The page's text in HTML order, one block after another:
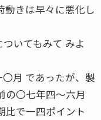
動きは早々に悪化し
いてもみて みよ
月 であったが、製
の〇七年四〜六月
比で一四ポイント